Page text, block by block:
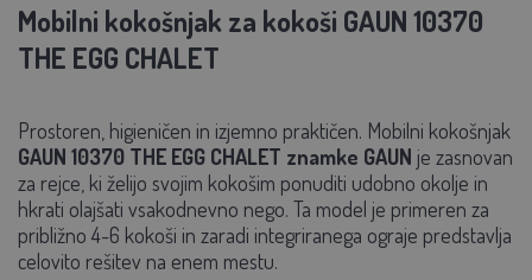
Mobilni kokošnjak za kokoši GAUN 10370
THE EGG CHALET
Prostoren, higieničen in izjemno praktičen. Mobilni kokošnjak
GAUN 10370 THE EGG CHALET znamke GAUN je zasnovan
za rejce, ki želijo svojim kokošim ponuditi udobno okolje in
hkrati olajšati vsakodnevno nego. Ta model je primeren za
približno 4-6 kokoši in zaradi integriranega ograje predstavlja
celovito rešitev na enem mestu.